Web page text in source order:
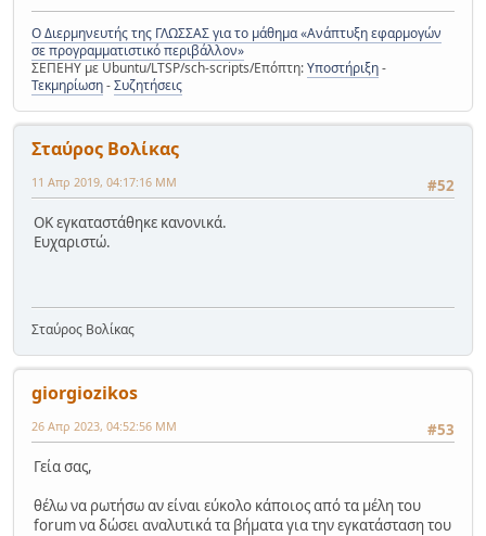
Ο Διερμηνευτής της ΓΛΩΣΣΑΣ για το μάθημα «Ανάπτυξη εφαρμογών
σε προγραμματιστικό περιβάλλον»
ΣΕΠΕΗΥ με Ubuntu/LTSP/sch-scripts/Επόπτη:Υποστήριξη-
Τεκμηρίωση-Συζητήσεις
Σταύρος Βολίκας
#52
11 Απρ 2019, 04:17:16 ΜΜ
OK εγκαταστάθηκε κανονικά.
Ευχαριστώ.
Σταύρος Βολίκας
giorgiozikos
#53
26 Απρ 2023, 04:52:56 ΜΜ
Γεία σας,
θέλω να ρωτήσω αν είναι εύκολο κάποιος από τα μέλη του
forum να δώσει αναλυτικά τα βήματα για την εγκατάσταση του